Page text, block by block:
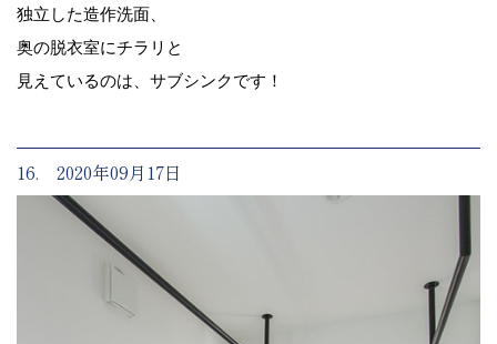
独立した造作洗面、
奥の脱衣室にチラリと
見えているのは、サブシンクです！
16. 2020年09月17日